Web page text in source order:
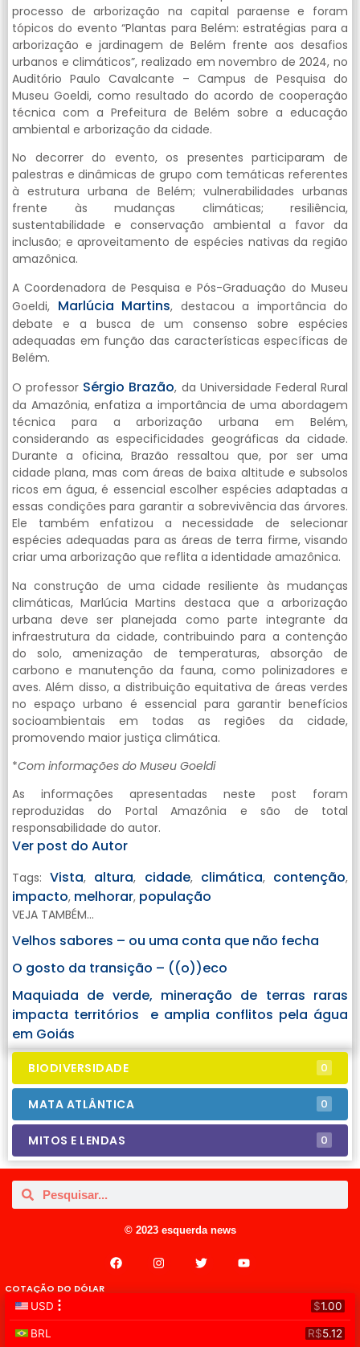
processo de arborização na capital paraense e foram
tópicos do evento “Plantas para Belém: estratégias para a
arborização e jardinagem de Belém frente aos desafios
urbanos e climáticos”, realizado em novembro de 2024, no
Auditório Paulo Cavalcante – Campus de Pesquisa do
Museu Goeldi, como resultado do acordo de cooperação
técnica com a Prefeitura de Belém sobre a educação
ambiental e arborização da cidade.
No decorrer do evento, os presentes participaram de
palestras e dinâmicas de grupo com temáticas referentes
à estrutura urbana de Belém; vulnerabilidades urbanas
frente às mudanças climáticas; resiliência,
sustentabilidade e conservação ambiental a favor da
inclusão; e aproveitamento de espécies nativas da região
amazônica.
A Coordenadora de Pesquisa e Pós-Graduação do Museu
Goeldi, Marlúcia Martins, destacou a importância do
debate e a busca de um consenso sobre espécies
adequadas em função das características específicas de
Belém.
O professor Sérgio Brazão, da Universidade Federal Rural
da Amazônia, enfatiza a importância de uma abordagem
técnica para a arborização urbana em Belém,
considerando as especificidades geográficas da cidade.
Durante a oficina, Brazão ressaltou que, por ser uma
cidade plana, mas com áreas de baixa altitude e subsolos
ricos em água, é essencial escolher espécies adaptadas a
essas condições para garantir a sobrevivência das árvores.
Ele também enfatizou a necessidade de selecionar
espécies adequadas para as áreas de terra firme, visando
criar uma arborização que reflita a identidade amazônica.
Na construção de uma cidade resiliente às mudanças
climáticas, Marlúcia Martins destaca que a arborização
urbana deve ser planejada como parte integrante da
infraestrutura da cidade, contribuindo para a contenção
do solo, amenização de temperaturas, absorção de
carbono e manutenção da fauna, como polinizadores e
aves. Além disso, a distribuição equitativa de áreas verdes
no espaço urbano é essencial para garantir benefícios
socioambientais em todas as regiões da cidade,
promovendo maior justiça climática.
*Com informações do Museu Goeldi
As informações apresentadas neste post foram
reproduzidas do Portal Amazônia e são de total
responsabilidade do autor.
Ver post do Autor
Tags:Vista, altura, cidade, climática, contenção,
impacto, melhorar, população
VEJA TAMBÉM...
Velhos sabores – ou uma conta que não fecha
O gosto da transição – ((o))eco
Maquiada de verde, mineração de terras raras
impacta territórios e amplia conflitos pela água
em Goiás
BIODIVERSIDADE 0
MATA ATLÂNTICA 0
MITOS E LENDAS 0
© 2023 esquerda news
COTAÇÃO DO DÓLAR